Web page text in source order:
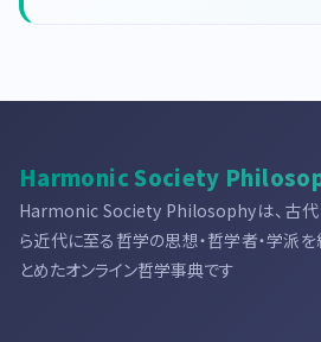
Harmonic Society
Harmonic Society Philosophyは、古代
ら近代に至る哲学の思想・哲学者・学派
とめたオンライン哲学事典です